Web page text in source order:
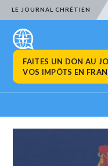
LE JOURNAL CHRÉTIEN
FAITES UN DON AU
VOS IMPÔTS EN